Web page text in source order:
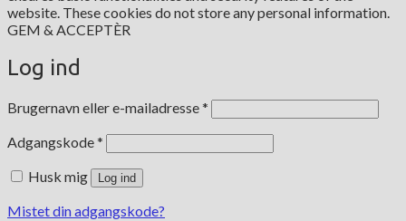
website. These cookies do not store any personal information.
GEM & ACCEPTÈR
Log ind
Brugernavn eller e-mailadresse*
Adgangskode*
Husk mig Log ind
Mistet din adgangskode?